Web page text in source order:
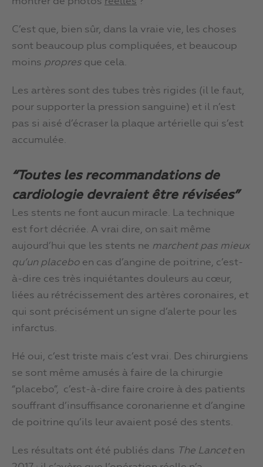
C’est que, bien sûr, dans la vraie vie, les choses
sont beaucoup plus compliquées, et beaucoup
moins propres que cela.
Les artères sont des tubes très rigides (il le faut,
pour supporter la pression sanguine) et il n’est
pas si aisé d’écraser la plaque artérielle qui s’est
accumulée.
“Toutes les recommandations de
cardiologie devraient être révisées”
Les stents ne font aucun miracle. La technique
est fort décriée. A vrai dire, on sait même
aujourd’hui que les stents ne marchent pas mieux
qu’un placebo en cas d’angine de poitrine, c’est-
à-dire ces très inquiétantes douleurs au cœur,
liées au rétrécissement des artères coronaires, et
qui sont précisément un signe d’alerte pour les
infarctus.
Hé oui, c’est triste mais c’est vrai. Des chirurgiens
se sont même amusés à faire de la chirurgie
“placebo”, c’est-à-dire faire croire à des patients
souffrant d’insuffisance coronarienne et d’angine
de poitrine qu’ils leur avaient posé des stents.
Les résultats ont été publiés dans The Lanceten